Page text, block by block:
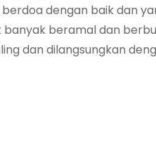
dengan baik dan
banyak beramal dan
dan dilangsungkan